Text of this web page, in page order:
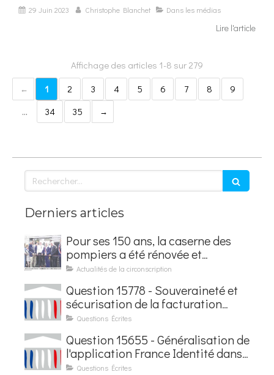
29 Juin 2023 Christophe Blanchet Dans les médias
Lire l'article
Affichage des articles 1-8 sur 279
1
2 3 4 5 6 7 8
9
…
34 35
Rechercher
Derniers articles
Pour ses 150 ans, la caserne des
pompiers a été rénovée et
baptisée au nom d'Hubert
Actualités de la circonscription
Question 15778 - Souveraineté et
sécurisation de la facturation
électronique
Questions Écrites
Question 15655 - Généralisation de
l'application France Identité dans
les contrôles du quotidien
Questions Écrites